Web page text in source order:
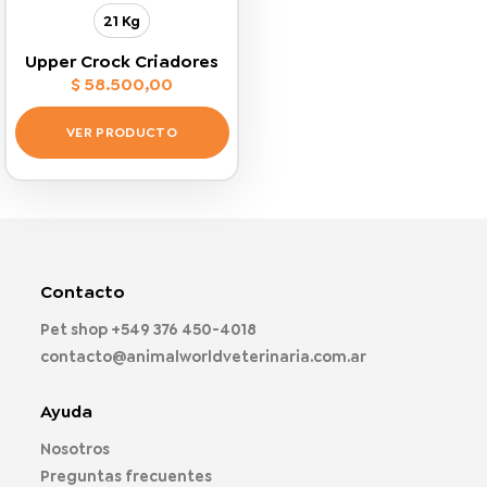
página
de
producto
21 Kg
Upper Crock Criadores
$58.500,00
VER PRODUCTO
se
pueden
de
Contacto
Pet shop +549 376 450-4018
contacto@animalworldveterinaria.com.ar
Ayuda
Nosotros
Preguntas frecuentes